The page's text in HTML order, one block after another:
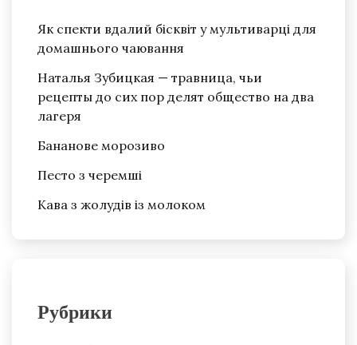
Як спекти вдалий бісквіт у мультиварці для
домашнього чаювання
Наталья Зубицкая — травница, чьи
рецепты до сих пор делят общество на два
лагеря
Бананове морозиво
Песто з черемші
Кава з жолудів із молоком
Рубрики